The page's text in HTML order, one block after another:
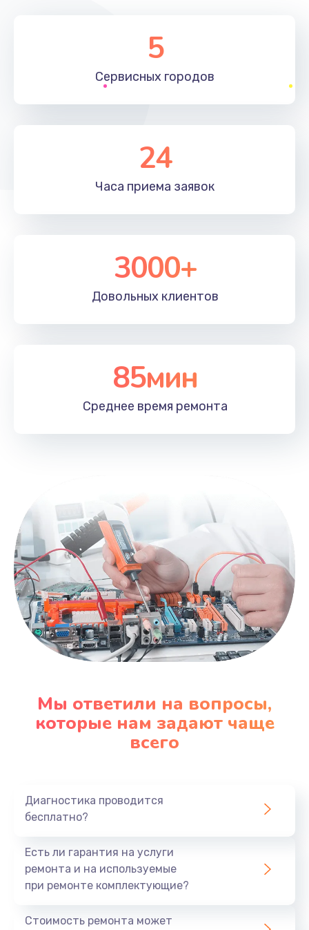
5
Сервисных городов
24
Часа приема заявок
3000+
Довольных клиентов
85мин
Среднее время ремонта
Мы ответили на вопросы,
которые нам задают чаще
всего
Диагностика проводится
бесплатно?
Есть ли гарантия на услуги
ремонта и на используемые
при ремонте комплектующие?
Стоимость ремонта может